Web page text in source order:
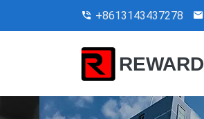
+8613143437278
REWARD